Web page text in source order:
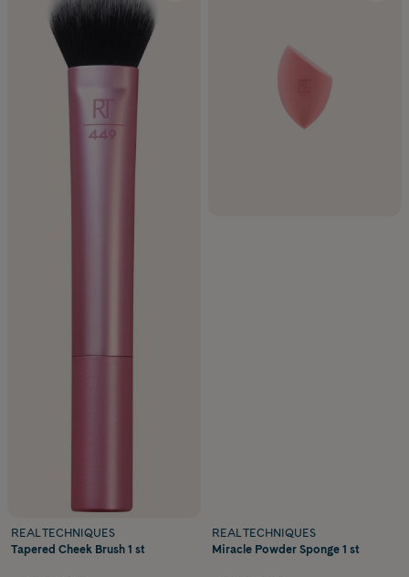
REAL TECHNIQUES
Tapered Cheek Brush 1 st
REAL TECHNIQUES
Miracle Powder Sponge 1 st